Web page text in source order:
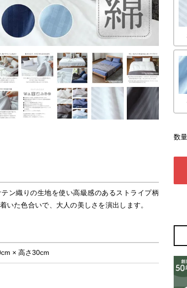
ン織りの生地を使い高級感のあるストライプ柄
いた色合いで、大人の美しさを演出します。
× 高さ30cm